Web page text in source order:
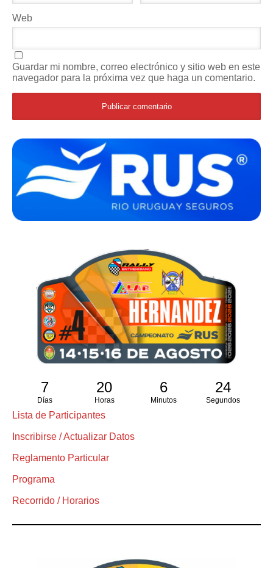
Web
Guardar mi nombre, correo electrónico y sitio web en este
navegador para la próxima vez que haga un comentario.
7
Días
20
Horas
6
Minutos
23
Segundos
Lista de Participantes
Inscribirse / Actualizar Datos
Reglamento Particular
Programa
Recorrido / Horarios